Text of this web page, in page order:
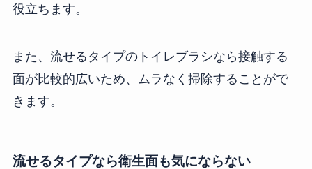
役立ちます。
また、流せるタイプのトイレブラシなら接触する
面が比較的広いため、ムラなく掃除することがで
きます。
流せるタイプなら衛生面も気にならない